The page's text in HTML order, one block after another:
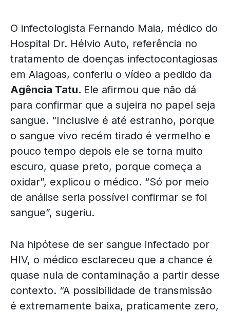
O infectologista Fernando Maia, médico do
Hospital Dr. Hélvio Auto, referência no
tratamento de doenças infectocontagiosas
em Alagoas, conferiu o vídeo a pedido da
Agência Tatu. Ele afirmou que não dá
para confirmar que a sujeira no papel seja
sangue. “Inclusive é até estranho, porque
o sangue vivo recém tirado é vermelho e
pouco tempo depois ele se torna muito
escuro, quase preto, porque começa a
oxidar”, explicou o médico. “Só por meio
de análise seria possível confirmar se foi
sangue”, sugeriu.
Na hipótese de ser sangue infectado por
HIV, o médico esclareceu que a chance é
quase nula de contaminação a partir desse
contexto. “A possibilidade de transmissão
é extremamente baixa, praticamente zero,